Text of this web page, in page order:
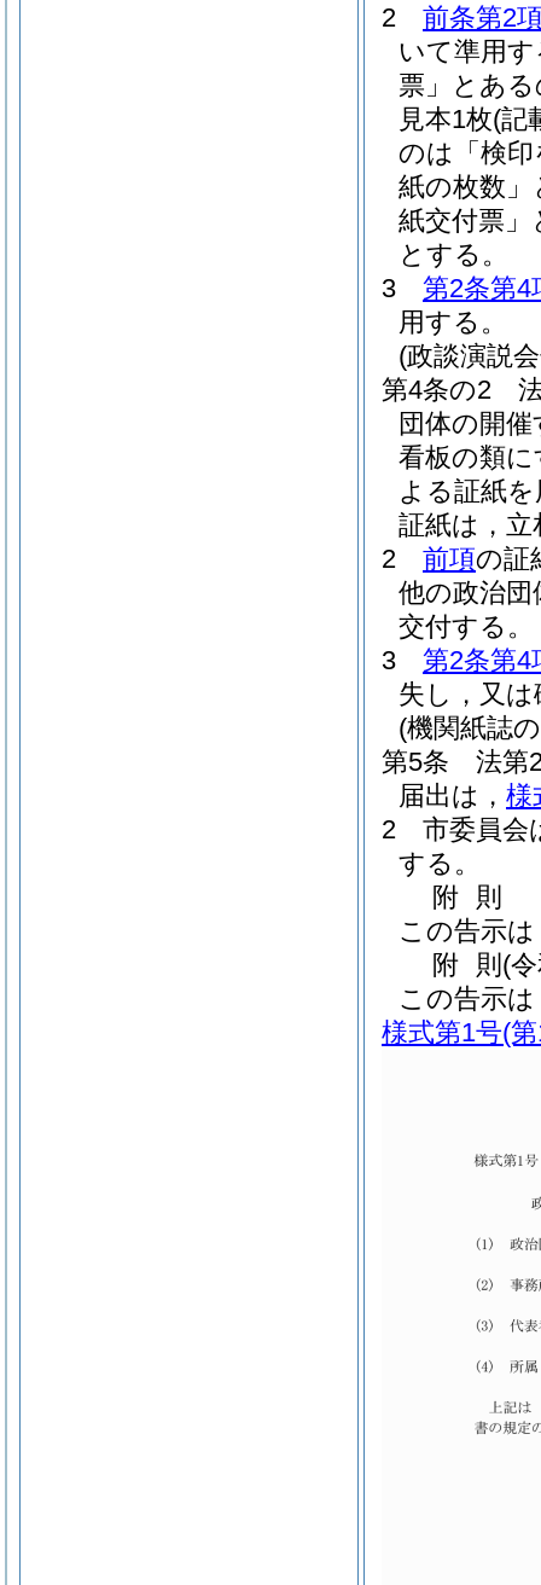
2
前条第2
いて準用
票」とあ
見本1枚(記
のは「検
紙の枚数
紙交付票
とする。
3
第2条第4
用する。
(政談演説
第4条の2
団体の開
看板の類
よる証紙
証紙は，
2
前項の証
他の政治
交付する。
3
第2条第4
失し，又
(機関紙誌
第5条
法第
届出は， 様
2
市委員会
する。
附 則
この告示
附 則 (
この告示
様式第1号(